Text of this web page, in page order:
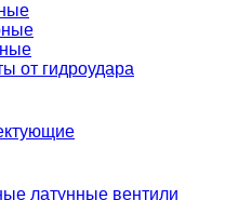
от гидроудара
латунные вентили